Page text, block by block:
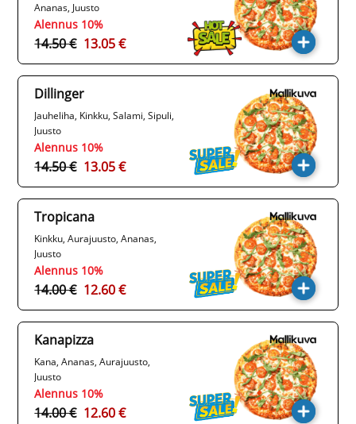
Ananas, Juusto
Alennus 10%
14.50 € 13.05 €
Dillinger
Jauheliha, Kinkku, Salami, Sipuli,
Juusto
Alennus 10%
14.50 € 13.05 €
Tropicana
Kinkku, Aurajuusto, Ananas,
Juusto
Alennus 10%
14.00 € 12.60 €
Kanapizza
Kana, Ananas, Aurajuusto,
Juusto
Alennus 10%
14.00 € 12.60 €